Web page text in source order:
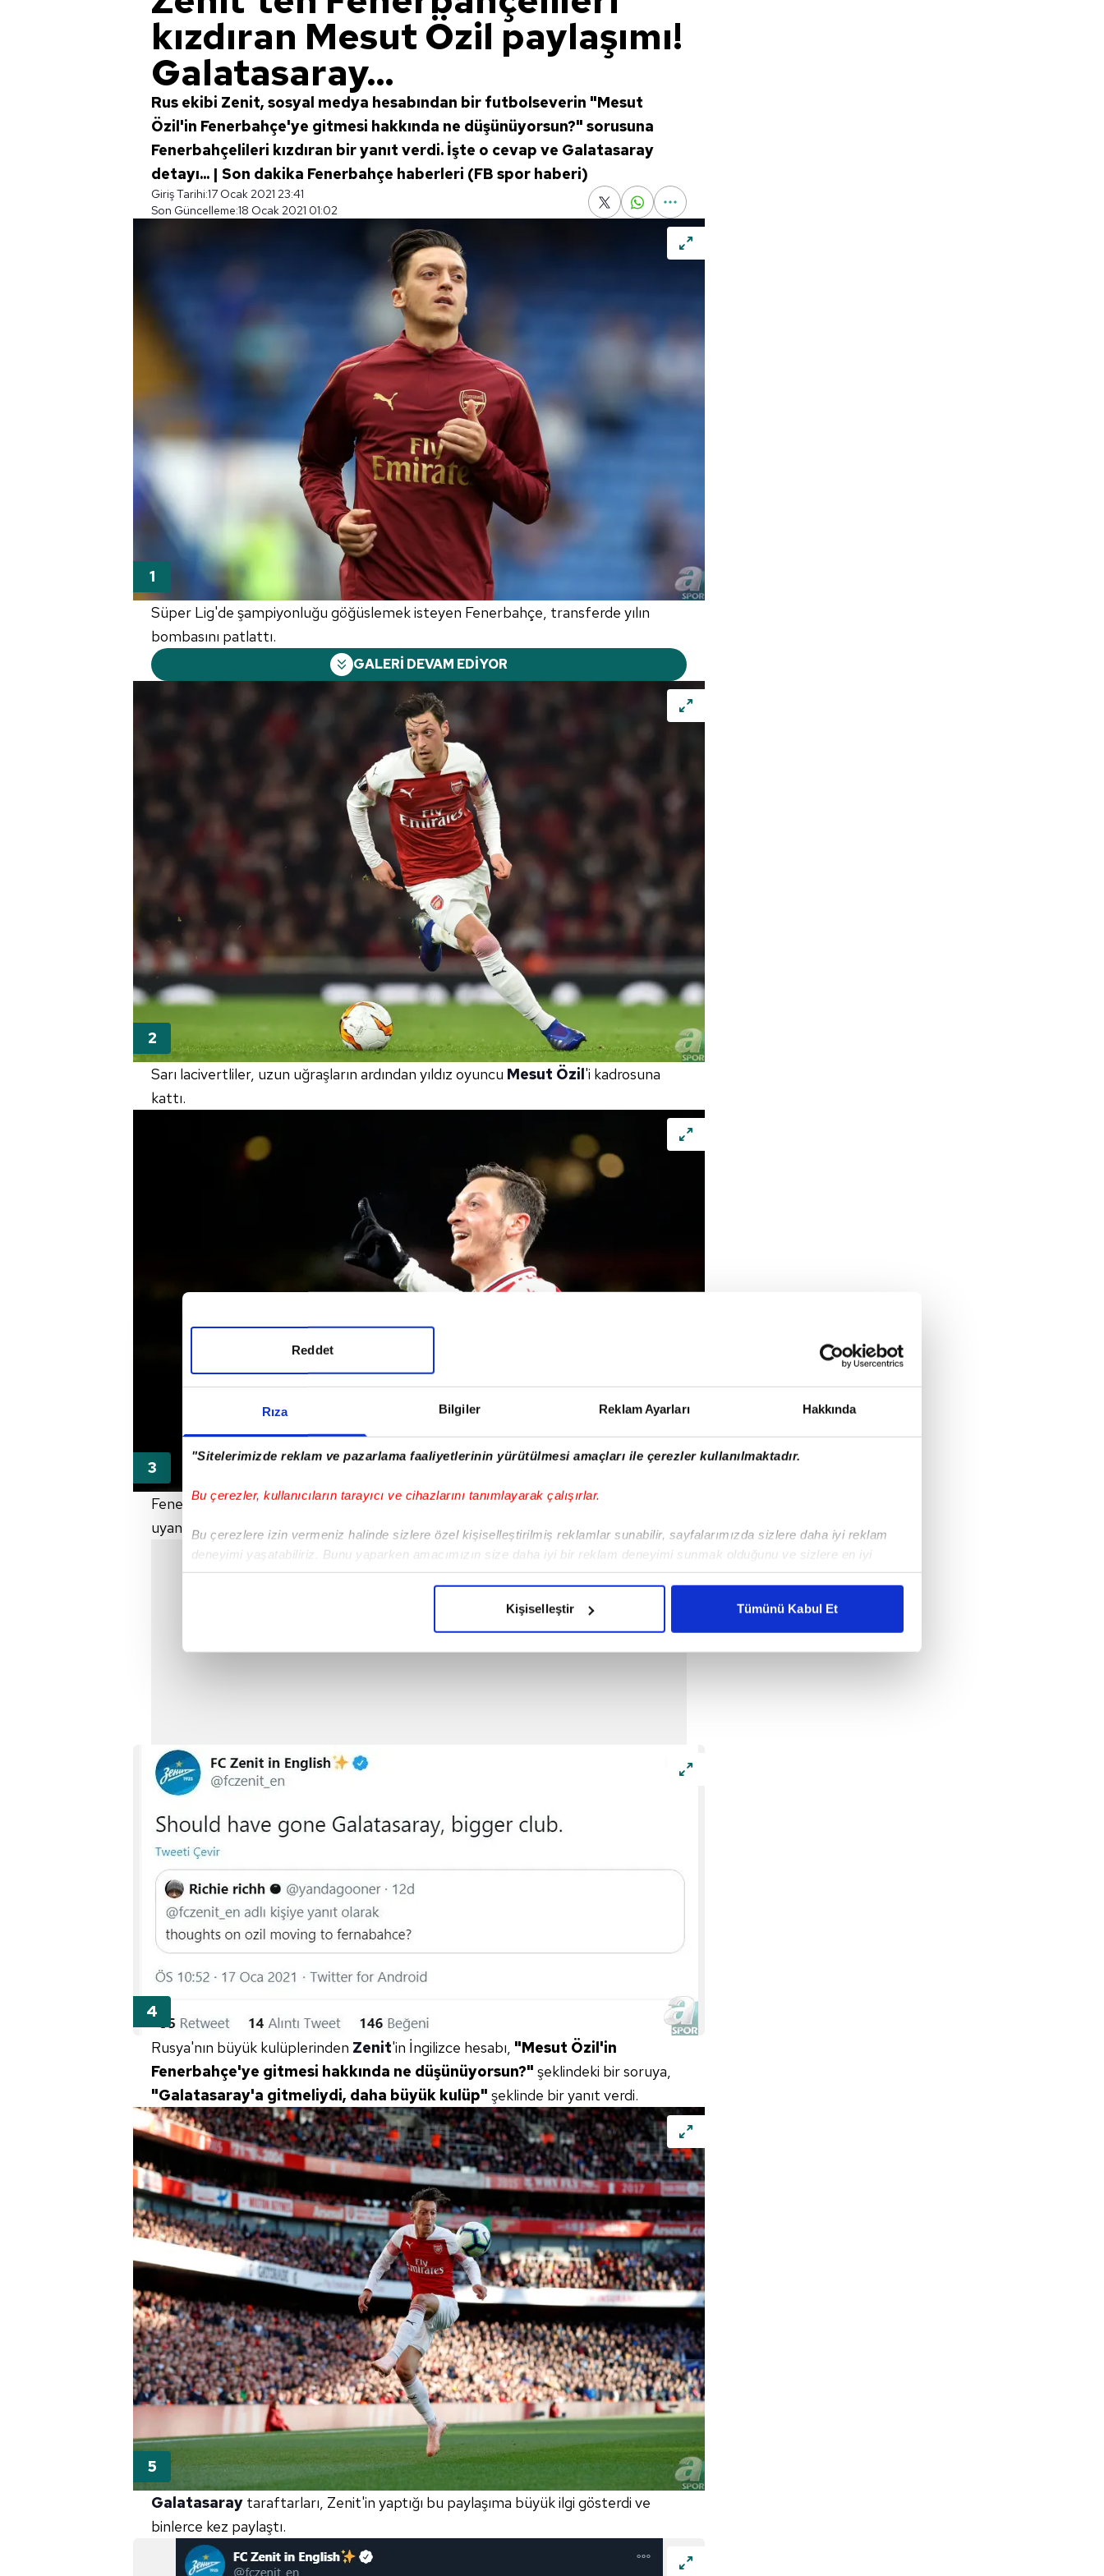
Rıza Bilgiler Reklam Ayarları Hakkında
"Sitelerimizde reklam ve pazarlama faaliyetlerinin yürütülmesi amaçları ile çerezler kullanılmaktadır.
Bu çerezler, kullanıcıların tarayıcı ve cihazlarını tanımlayarak çalışırlar.
Bu çerezlere izin vermeniz halinde sizlere özel kişiselleştirilmiş reklamlar sunabilir, sayfalarımızda sizlere daha iyi reklam
deneyimi yaşatabiliriz. Bunu yaparken amacımızın size daha iyi bir reklam deneyimi sunmak olduğunu ve sizlere en iyi
içerikleri sunabilmek adına elimizden gelen çabayı gösterdiğimizi ve bu noktada, reklamların maliyetlerimizi karşılamak
Her halükârda, kullanıcılar, bu çerezlere izin vermedikleri takdirde, kullanıcılara hedefli reklamlar gösterilmeyecektir."
Çerezlere ilişkin tercihlerinizi aşağıda yer alan panel vasıtasıyla belirleyebilirsiniz. Çerezlere ilişkin detaylı bilgi için Ayarlar
butonuna tıklayabilir,
6698 sayılı Kişisel Verilerin Korunması Kanunu uyarınca hazırlanmış Aydınlatma Metnimizi okumak ve sitemizde ilgili
mevzuata uygun olarak kullanılan çerezlerle ilgili bilgi almak için lütfen
Reddet
Kişiselleştir Tümünü Kabul Et
kızdıran Mesut Özil paylaşımı!
Galatasaray...
Rus ekibi Zenit, sosyal medya hesabından bir futbolseverin "Mesut
Özil'in Fenerbahçe'ye gitmesi hakkında ne düşünüyorsun?" sorusuna
Fenerbahçelileri kızdıran bir yanıt verdi. İşte o cevap ve Galatasaray
detayı... | Son dakika Fenerbahçe haberleri (FB spor haberi)
Giriş Tarihi:17 Ocak 2021 23:41
Son Güncelleme:18 Ocak 2021 01:02
Süper Lig'de şampiyonluğu göğüslemek isteyen Fenerbahçe, transferde yılın
bombasını patlattı.
GALERİ DEVAM EDİYOR
Sarı lacivertliler, uzun uğraşların ardından yıldız oyuncu Mesut Özil'i kadrosuna
kattı.
Fenerbahçe'nin dünyaca ünlü yıldız Mesut Özil'i kadroya katması büyük yankı
uyandırırken,Rusya 'dan sürpriz bir paylaşım geldi.
Rusya'nın büyük kulüplerinden Zenit'in İngilizce hesabı, "Mesut Özil'in
Fenerbahçe'ye gitmesi hakkında ne düşünüyorsun?" şeklindeki bir soruya,
"Galatasaray'a gitmeliydi, daha büyük kulüp" şeklinde bir yanıt verdi.
Galatasaray taraftarları, Zenit'in yaptığı bu paylaşıma büyük ilgi gösterdi ve
binlerce kez paylaştı.